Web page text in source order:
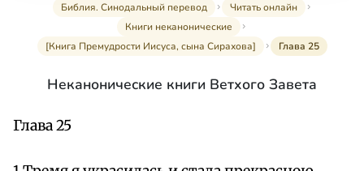
Библия. Синодальный перевод
Читать онлайн
Книги неканонические
[Книга Премудрости Иисуса, сына Сирахова]
Глава 25
Неканонические книги Ветхого Завета
Глава 25